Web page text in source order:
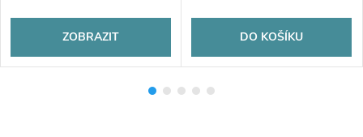
ZOBRAZIT DO KOŠÍKU